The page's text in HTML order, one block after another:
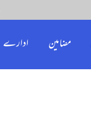
مضامین ادارے